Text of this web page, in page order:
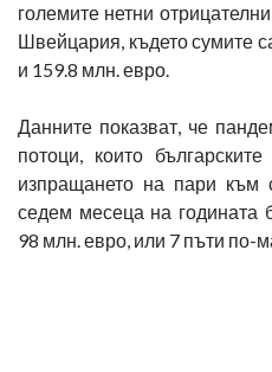
големите нетни
Швейцария, където сумите
и 159.8 млн. евро.
Данните показват, че
потоци, които
изпращането на пари към
седем месеца на годината
98 млн. евро, или 7 пъти по-